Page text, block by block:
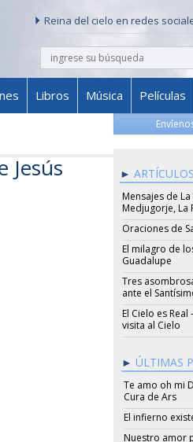
Reina del cielo en redes
buscar
Libros Música Películas
Jesús
Mensajes de
Medjugorje, La
Oraciones de
El milagro de
Guadalupe
Tres
ante el
El Cielo es
visita al Cielo
ÚLTIMAS
Te amo oh mi
Cura de Ars
El infierno
Nuestro amor